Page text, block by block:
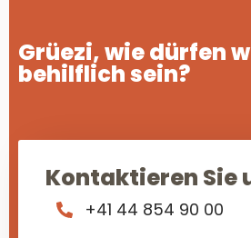
Grüezi, wie dürfen
behilflich sein?
Kontaktieren Sie
+41 44 854 90 00